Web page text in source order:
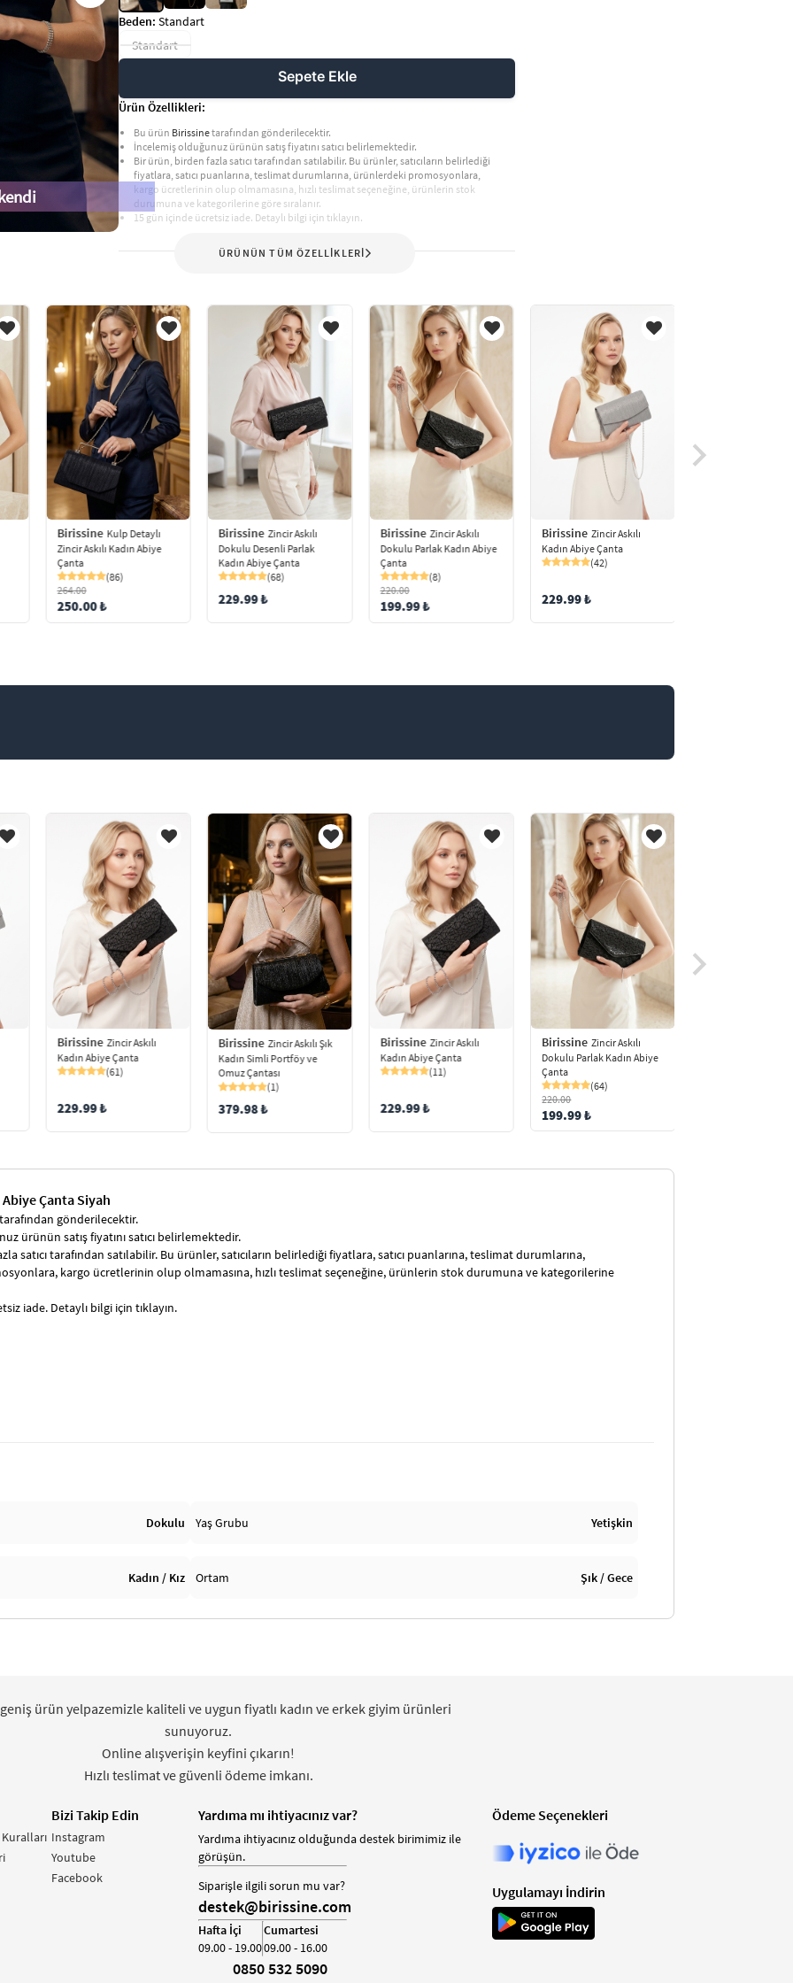
Beden: Standart
Standart
Sepete Ekle
Ürün Özellikleri:
Bu ürün Birissinetarafından gönderilecektir.
İncelemiş olduğunuz ürünün satış fiyatını satıcı belirlemektedir.
Bir ürün, birden fazla satıcı tarafından satılabilir. Bu ürünler, satıcıların belirlediği
fiyatlara, satıcı puanlarına, teslimat durumlarına, ürünlerdeki promosyonlara,
kargo ücretlerinin olup olmamasına, hızlı teslimat seçeneğine, ürünlerin stok
durumuna ve kategorilerine göre sıralanır.
15 gün içinde ücretsiz iade. Detaylı bilgi için tıklayın.
ÜRÜNÜN TÜM ÖZELLİKLERİ
Birissine Kulp Detaylı
Zincir Askılı Kadın Abiye
Çanta
(86)
264.00
250.00 ₺
Birissine Zincir Askılı
Dokulu Desenli Parlak
Kadın Abiye Çanta
(68)
229.99 ₺
Birissine Zincir Askılı
Dokulu Parlak Kadın Abiye
Çanta
(8)
220.00
199.99 ₺
Birissine Zincir Askılı
Kadın Abiye Çanta
(42)
229.99 ₺
Birissine Zincir Askılı
Kadın Abiye Çanta
(61)
229.99 ₺
Birissine Zincir Askılı Şık
Kadın Simli Portföy ve
Omuz Çantası
(1)
379.98 ₺
Birissine Zincir Askılı
Kadın Abiye Çanta
(11)
229.99 ₺
Birissine Zincir Askılı
Dokulu Parlak Kadın Abiye
Çanta
(64)
220.00
199.99 ₺
Abiye Çanta Siyah
tarafından gönderilecektir.
ürünün satış fiyatını satıcı belirlemektedir.
satıcı tarafından satılabilir. Bu ürünler, satıcıların belirlediği fiyatlara, satıcı puanlarına, teslimat durumlarına,
kargo ücretlerinin olup olmamasına, hızlı teslimat seçeneğine, ürünlerin stok durumuna ve kategorilerine
iade. Detaylı bilgi için tıklayın.
Dokulu Yaş Grubu Yetişkin
Kadın / Kız Ortam Şık / Gece
ürün yelpazemizle kaliteli ve uygun fiyatlı kadın ve erkek giyim ürünleri
sunuyoruz.
Online alışverişin keyfini çıkarın!
Hızlı teslimat ve güvenli ödeme imkanı.
Bizi Takip Edin
Instagram
Youtube
Facebook
Yardıma mı ihtiyacınız var?
Yardıma ihtiyacınız olduğunda destek birimimiz ile
görüşün.
Siparişle ilgili sorun mu var?
destek@birissine.com
Hafta İçi
09.00 - 19.00
Cumartesi
09.00 - 16.00
0850 532 5090
Ödeme Seçenekleri
Uygulamayı İndirin